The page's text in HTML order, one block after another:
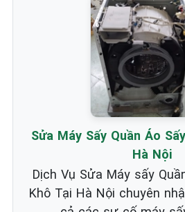
Sửa Máy Sấy Quần Áo
Hà Nội
Dịch Vụ Sửa Máy sấy
Khô Tại Hà Nội chuyên